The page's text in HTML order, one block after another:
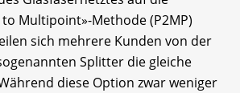
Multipoint»-Methode (P2MP)
sich mehrere Kunden von der
Splitter die gleiche
diese Option zwar weniger